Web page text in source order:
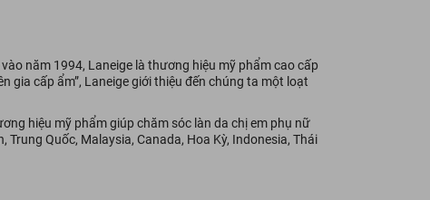
năm 1994, Laneige là thương hiệu mỹ phẩm cao cấp
gia cấp ẩm”, Laneige giới thiệu đến chúng ta một loạt
hiệu mỹ phẩm giúp chăm sóc làn da chị em phụ nữ
Quốc, Malaysia, Canada, Hoa Kỳ, Indonesia, Thái